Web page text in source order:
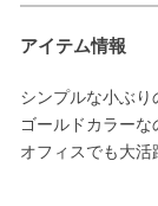
アイテム情報
シンプルな小ぶり
ゴールドカラーな
オフィスでも大活